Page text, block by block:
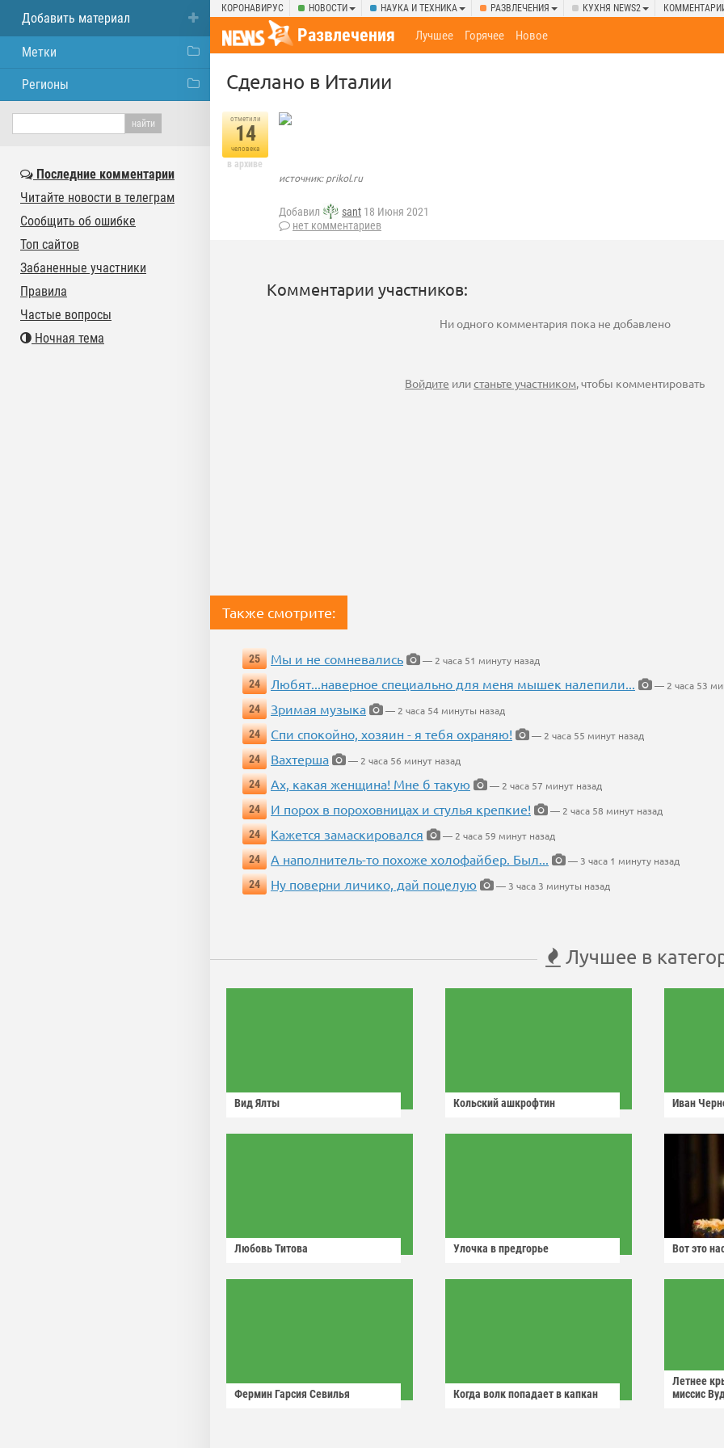
КОРОНАВИРУС НОВОСТИ НАУКА И ТЕХНИКА РАЗВЛЕЧЕНИЯ КУХНЯ NEWS2
Развлечения Лучшее Горячее Новое
Сделано в Италии
отметили
14
человека
в архиве
источник: prikol.ru
Добавил sant 18 Июня 2021
нет комментариев
Комментарии участников:
Ни одного комментария пока не добавлено
Войдите илистаньте участником, чтобы комментировать
Также смотрите:
25 Мы и не сомневались
— 2 часа 51 минуту назад
24
Любят...наверное специально для меня мышек налепили...
— 2 часа 53
24
Зримая музыка
— 2 часа 54 минуты назад
24
Спи спокойно, хозяин - я тебя охраняю!
— 2 часа 55 минут назад
24
Вахтерша
— 2 часа 56 минут назад
24
Ах, какая женщина! Мне б такую
— 2 часа 57 минут назад
24
И порох в пороховницах и стулья крепкие!
— 2 часа 58 минут назад
24
Кажется замаскировался
— 2 часа 59 минут назад
24
А наполнитель-то похоже холофайбер. Был...
— 3 часа 1 минуту назад
24
Ну поверни личико, дай поцелую — 3 часа 3 минуты назад
Лучшее в
Вид Ялты Кольский ашкрофтин Иван
Любовь Титова Улочка в предгорье Вот это
Фермин Гарсия Севилья Когда волк попадает в капкан
Летнее
миссис
Добавить материал
Метки
Регионы
Последние комментарии
Читайте новости в телеграм
Сообщить об ошибке
Топ сайтов
Забаненные участники
Правила
Частые вопросы
Ночная тема